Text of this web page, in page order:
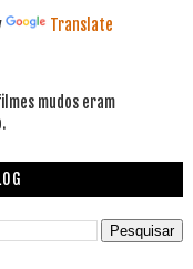
Translate
mudos eram